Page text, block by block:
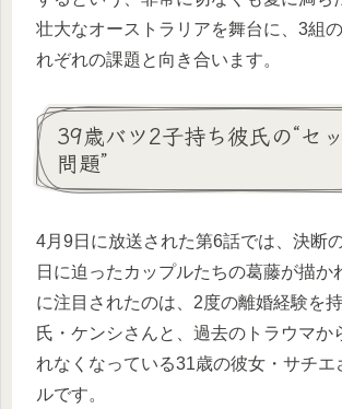
壮大なオーストラリアを舞台に、3組
れぞれの課題と向き合います。
39歳バツ2子持ち彼氏の“セ
問題”
4月9日に放送された第6話では、決断
日に迫ったカップルたちの葛藤が描か
に注目されたのは、2度の離婚経験を
氏・ケンシさんと、過去のトラウマか
れなくなっている31歳の彼女・サチエ
ルです。